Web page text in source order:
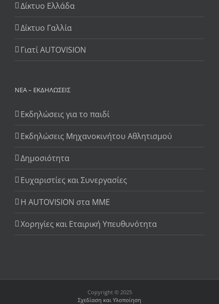
Δίκτυο Ελλάδα
Δίκτυο Γαλλία
Γιατί AUTOVISION
ΝΈΑ – ΕΚΔΗΛΏΣΕΙΣ
Εκδηλώσεις για το παιδί
Εκδηλώσεις Μηχανοκινήτου Αθλητισμού
Δημοσιότητα
Ευχαριστίες και Συνεργασίες
Η AUTOVISION στα ΜΜΕ
Χορηγίες και Εταιρική Υπευθυνότητα
Copyright © 2025
Σχεδίαση και Υλοποίηση